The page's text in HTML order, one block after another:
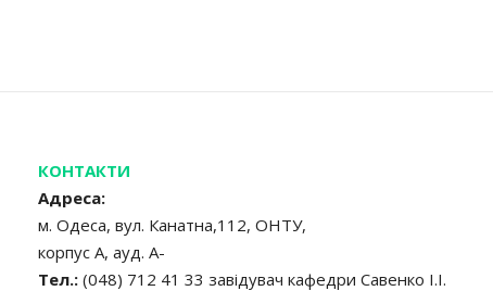
КОНТАКТИ
Адреса:
м. Одеса, вул. Канатна,112, ОНТУ,
корпус А, ауд. А-
Тел.: (048) 712 41 33 завідувач кафедри Савенко І.І.